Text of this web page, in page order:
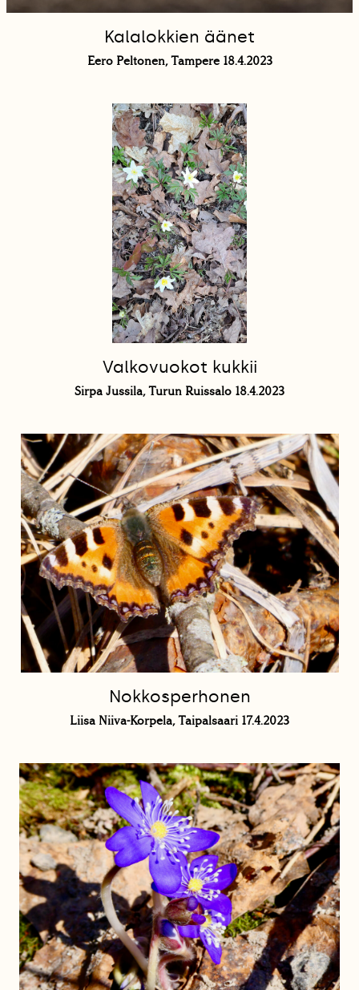
Kalalokkien äänet
Eero Peltonen, Tampere 18.4.2023
Valkovuokot kukkii
Sirpa Jussila, Turun Ruissalo 18.4.2023
Nokkosperhonen
Liisa Niiva-Korpela, Taipalsaari 17.4.2023